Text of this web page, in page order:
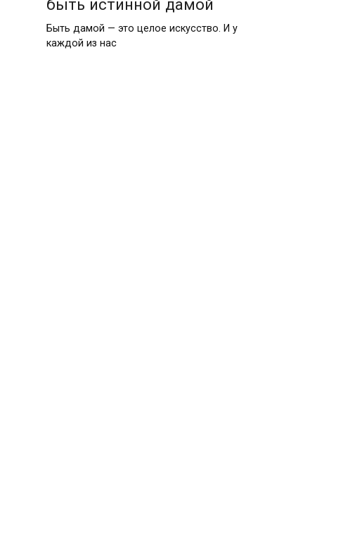
быть истинной дамой
Быть дамой — это целое искусство. И у
каждой из нас